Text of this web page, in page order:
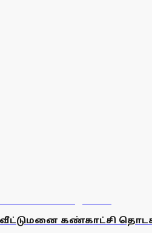
வீட்டுமனை கண்காட்சி